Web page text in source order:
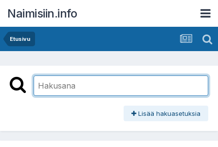
Naimisiin.info
Etusivu
Lisää hakuasetuksia